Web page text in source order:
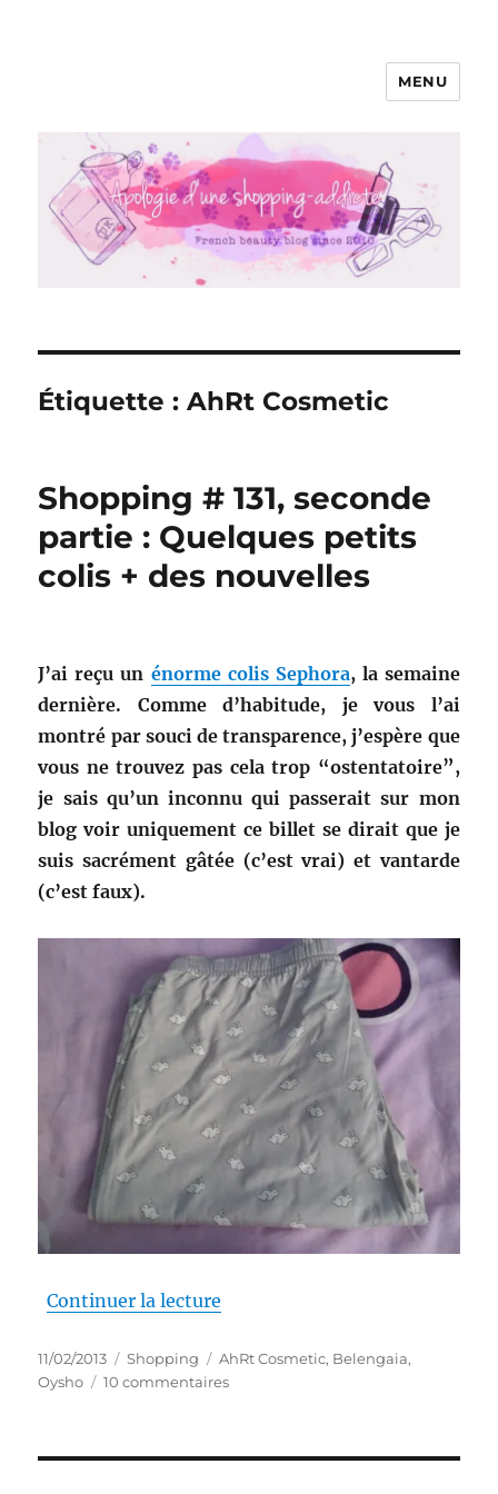
Apologie d'une Shopping-addicte
MENU
Étiquette :AhRt Cosmetic
Shopping # 131, seconde
partie : Quelques petits
colis + des nouvelles
J’ai reçu un énorme colis Sephora, la semaine
dernière. Comme d’habitude, je vous l’ai
montré par souci de transparence, j’espère que
vous ne trouvez pas cela trop “ostentatoire”,
je sais qu’un inconnu qui passerait sur mon
blog voir uniquement ce billet se dirait que je
suis sacrément gâtée (c’est vrai) et vantarde
(c’est faux).
Continuer la lecture
Publié
le
11/02/2013 Catégories
Shopping Étiquettes
AhRt Cosmetic, Belengaia,
Oysho
10 commentairessur